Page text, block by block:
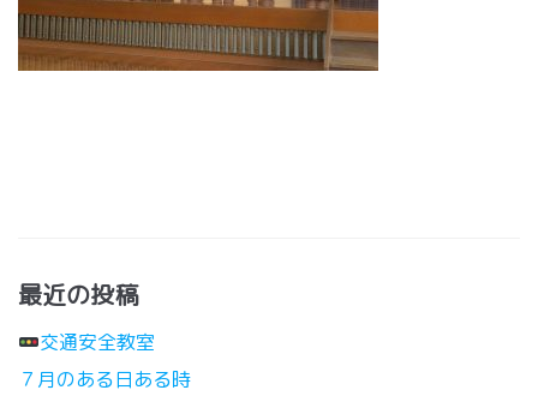
最近の投稿
交通安全教室
７月のある日ある時